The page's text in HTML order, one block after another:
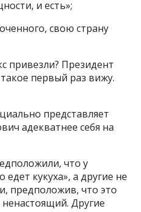
и есть»;
свою страну
привезли? Президент
первый раз вижу.
представляет
адекватнее себя на
что у
едет кукуха», а другие не
предположив, что это
Другие